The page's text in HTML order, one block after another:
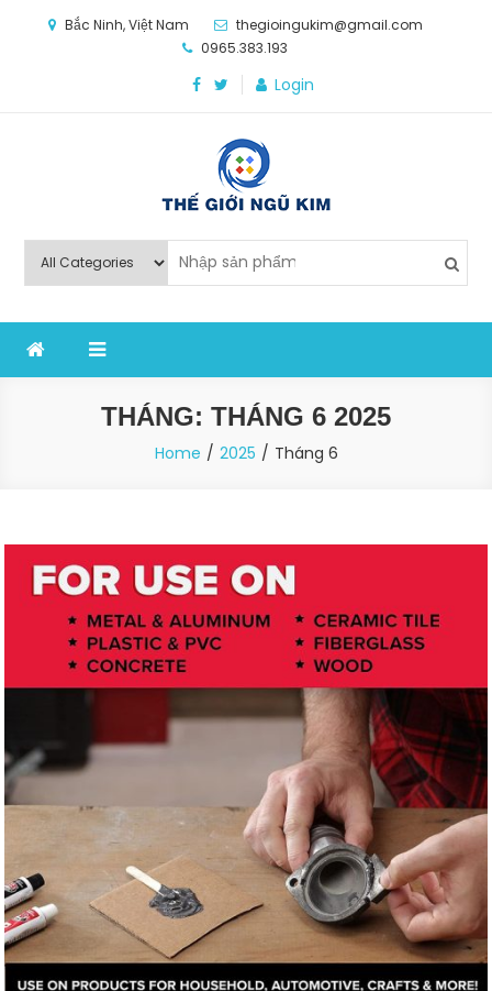
Bắc Ninh, Việt Nam
thegioingukim@gmail.com
0965.383.193
Login
Thế Giới Ngũ Kim
nghiệp sản xuất
THÁNG: THÁNG 6 2025
Home 2025 Tháng 6